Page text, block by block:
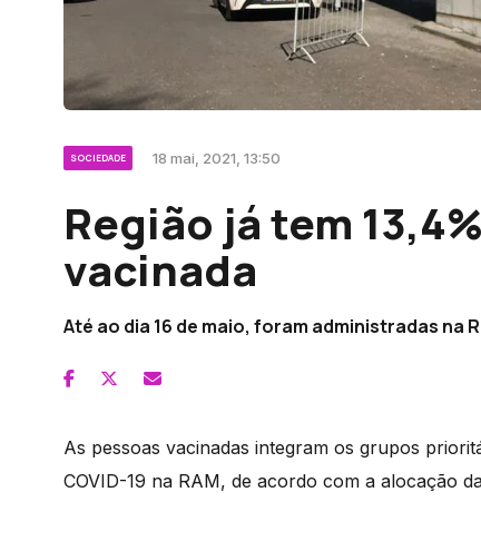
SOCIEDADE 18 mai, 2021, 13:50
Região já tem
vacinada
Até ao dia 16 de maio, foram administradas na
As pessoas vacinadas integram os grupos
COVID-19 na RAM, de acordo com a alocação